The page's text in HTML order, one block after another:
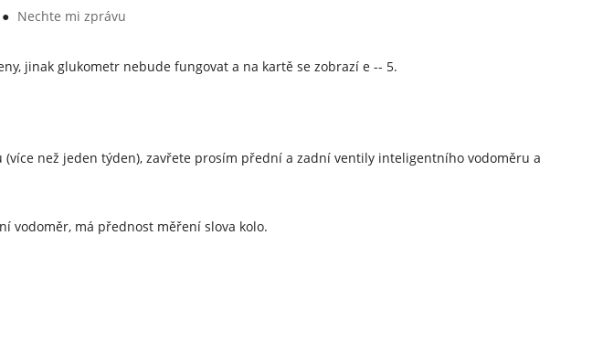
● Nechte mi zprávu
jinak glukometr nebude fungovat a na kartě se zobrazí e -- 5.
než jeden týden), zavřete prosím přední a zadní ventily inteligentního vodoměru a
vodoměr, má přednost měření slova kolo.